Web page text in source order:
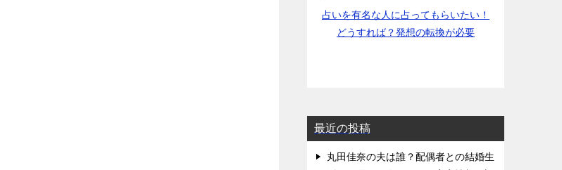
占いを有名な人に占ってもらいたい！
どうすれば？発想の転換が必要
最近の投稿
丸田佳奈の夫は誰？配偶者との結婚生